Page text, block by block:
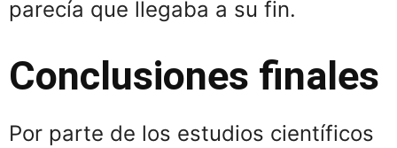
parecía que llegaba a su fin.
Conclusiones finales
Por parte de los estudios científicos